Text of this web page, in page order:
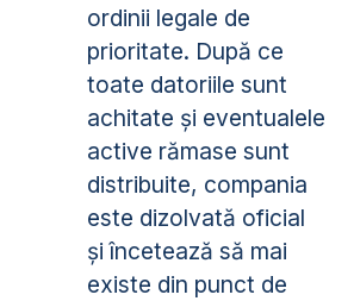
ordinii legale de
prioritate. După ce
toate datoriile sunt
achitate și eventualele
active rămase sunt
distribuite, compania
este dizolvată oficial
și încetează să mai
existe din punct de